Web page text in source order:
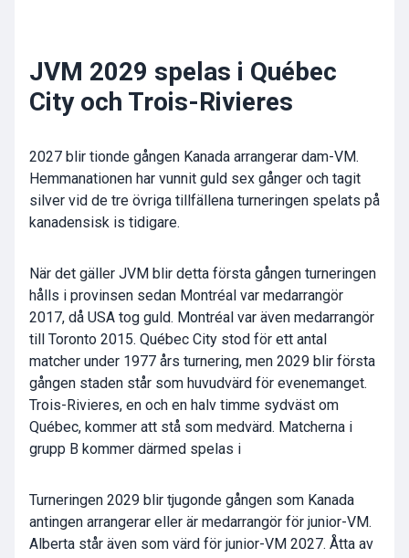
JVM 2029 spelas i Québec
City och Trois-Rivieres
2027 blir tionde gången Kanada arrangerar dam-VM.
Hemmanationen har vunnit guld sex gånger och tagit
silver vid de tre övriga tillfällena turneringen spelats på
kanadensisk is tidigare.
När det gäller JVM blir detta första gången turneringen
hålls i provinsen sedan Montréal var medarrangör
2017, då USA tog guld. Montréal var även medarrangör
till Toronto 2015. Québec City stod för ett antal
matcher under 1977 års turnering, men 2029 blir första
gången staden står som huvudvärd för evenemanget.
Trois-Rivieres, en och en halv timme sydväst om
Québec, kommer att stå som medvärd. Matcherna i
grupp B kommer därmed spelas i
Turneringen 2029 blir tjugonde gången som Kanada
antingen arrangerar eller är medarrangör för junior-VM.
Alberta står även som värd för junior-VM 2027. Åtta av